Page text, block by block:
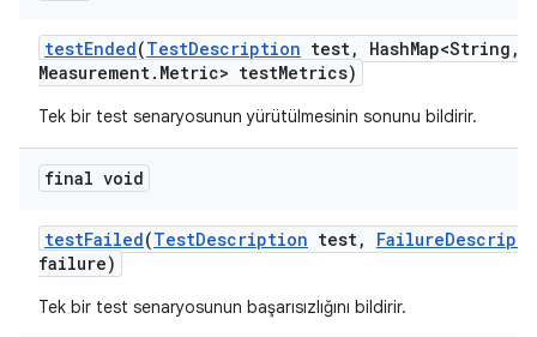
testEnded(TestDescription test, HashMap<String ,
Measurement. Metric> testMetrics)
Tek bir test senaryosunun yürütülmesinin sonunu bildirir.
final void
testFailed(TestDescription test, Failure
failure)
Tek bir test senaryosunun başarısızlığını bildirir.